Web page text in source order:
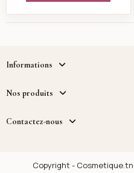
Informations
Nos produits
Contactez-nous
Copyright -